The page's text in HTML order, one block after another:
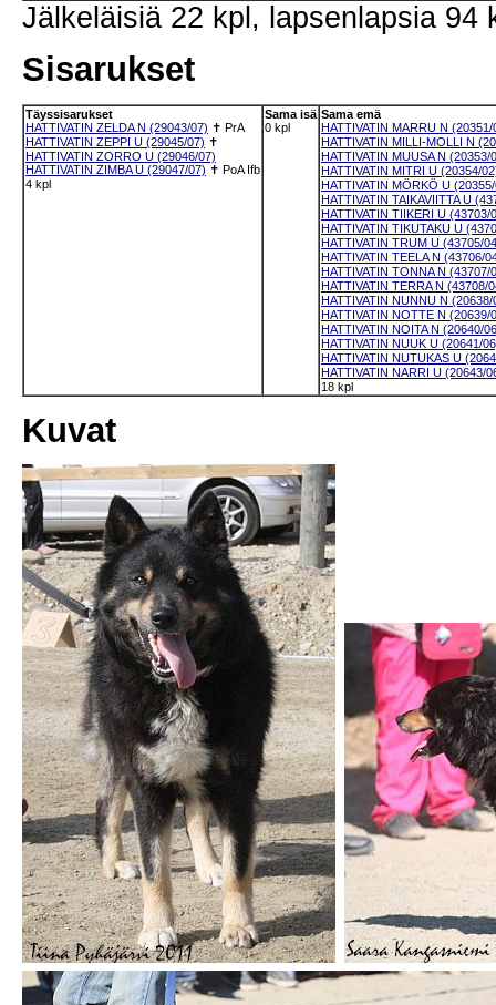
Jälkeläisiä 22 kpl, lapsenlapsia 94
Sisarukset
Täyssisarukset
HATTIVATIN ZELDA N (29043/07) ✝ PrA
HATTIVATIN ZEPPI U (29045/07) ✝
HATTIVATIN ZORRO U (29046/07)
HATTIVATIN ZIMBA U (29047/07) ✝ PoA Ifb
4 kpl
Sama isä
0 kpl
Sama emä
HATTIVATIN MARRU N (20351/
HATTIVATIN MILLI-MOLLI N
HATTIVATIN MUUSA N (20353/
HATTIVATIN MITRI U (20354/
HATTIVATIN MÖRKÖ U
HATTIVATIN TAIKAVIITTA U
HATTIVATIN TIIKERI U (43703/
HATTIVATIN TIKUTAKU U
HATTIVATIN TRUM U (43705/
HATTIVATIN TEELA N (43706/
HATTIVATIN TONNA N (43707/
HATTIVATIN TERRA N (43708/
HATTIVATIN NUNNU N (20638/
HATTIVATIN NOTTE N (20639/
HATTIVATIN NOITA N (20640/
HATTIVATIN NUUK U (20641/
HATTIVATIN NUTUKAS U
HATTIVATIN NARRI U (20643/
18 kpl
Kuvat